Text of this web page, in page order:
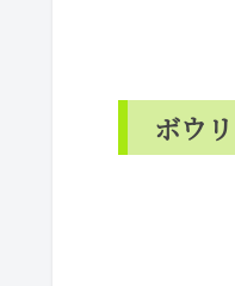
ボウ